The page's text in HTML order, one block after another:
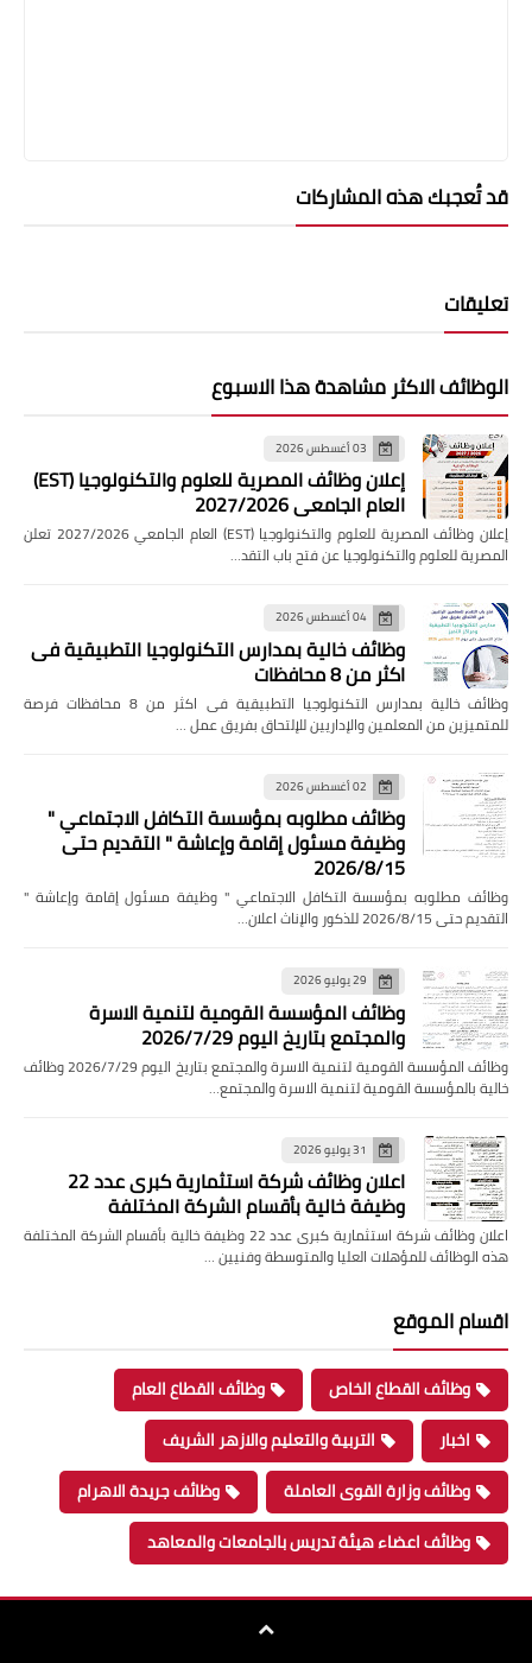
قد تُعجبك هذه المشاركات
تعليقات
الوظائف الاكثر مشاهدة هذا الاسبوع
03 أغسطس 2026
إعلان وظائف المصرية للعلوم والتكنولوجيا (EST)
العام الجامعي 2027/2026
إعلان وظائف المصرية للعلوم والتكنولوجيا (EST) العام الجامعي 2027/2026 تعلن
المصرية للعلوم والتكنولوجيا عن فتح باب التقد…
04 أغسطس 2026
وظائف خالية بمدارس التكنولوجيا التطبيقية فى
اكثر من 8 محافظات
وظائف خالية بمدارس التكنولوجيا التطبيقية فى اكثر من 8 محافظات فرصة
للمتميزين من المعلمين والإداريين للإلتحاق بفريق عمل …
02 أغسطس 2026
وظائف مطلوبه بمؤسسة التكافل الاجتماعي "
وظيفة مسئول إقامة وإعاشة " التقديم حتى
2026/8/15
وظائف مطلوبه بمؤسسة التكافل الاجتماعي " وظيفة مسئول إقامة وإعاشة "
التقديم حتى 2026/8/15 للذكور والإناث اعلان…
29 يوليو 2026
وظائف المؤسسة القومية لتنمية الاسرة
والمجتمع بتاريخ اليوم 2026/7/29
وظائف المؤسسة القومية لتنمية الاسرة والمجتمع بتاريخ اليوم 2026/7/29 وظائف
خالية بالمؤسسة القومية لتنمية الاسرة والمجتمع…
31 يوليو 2026
اعلان وظائف شركة استثمارية كبرى عدد 22
وظيفة خالية بأقسام الشركة المختلفة
اعلان وظائف شركة استثمارية كبرى عدد 22 وظيفة خالية بأقسام الشركة المختلفة
هذه الوظائف للمؤهلات العليا والمتوسطة وفنيين …
اقسام الموقع
وظائف القطاع الخاص
وظائف القطاع العام
اخبار
التربية والتعليم والازهر الشريف
وظائف وزارة القوى العاملة
وظائف جريدة الاهرام
وظائف اعضاء هيئة تدريس بالجامعات والمعاهد